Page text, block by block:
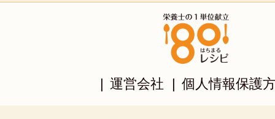
| 運営会社 | 個人情報保護